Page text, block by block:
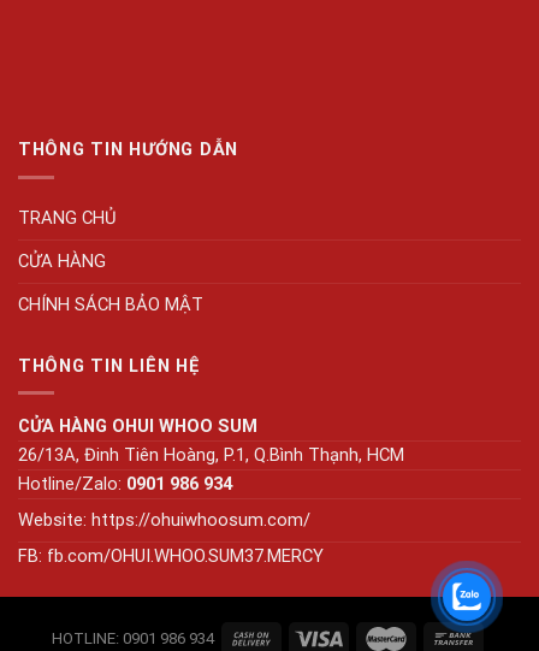
THÔNG TIN HƯỚNG DẪN
TRANG CHỦ
CỬA HÀNG
CHÍNH SÁCH BẢO MẬT
THÔNG TIN LIÊN HỆ
CỬA HÀNG OHUI WHOO SUM
26/13A, Đinh Tiên Hoàng, P.1, Q.Bình Thạnh, HCM
Hotline/Zalo: 0901 986 934
Website: https://ohuiwhoosum.com/
FB: fb.com/OHUI.WHOO.SUM37.MERCY
HOTLINE: 0901 986 934